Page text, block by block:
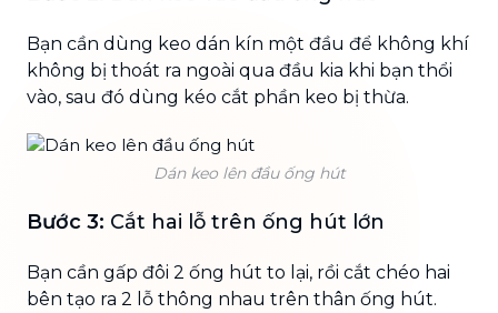
Bạn cần dùng keo dán kín một đầu để không khí
không bị thoát ra ngoài qua đầu kia khi bạn thổi
vào, sau đó dùng kéo cắt phần keo bị thừa.
Dán keo lên đầu ống hút
Bước 3: Cắt hai lỗ trên ống hút lớn
Bạn cần gấp đôi 2 ống hút to lại, rồi cắt chéo hai
bên tạo ra 2 lỗ thông nhau trên thân ống hút.